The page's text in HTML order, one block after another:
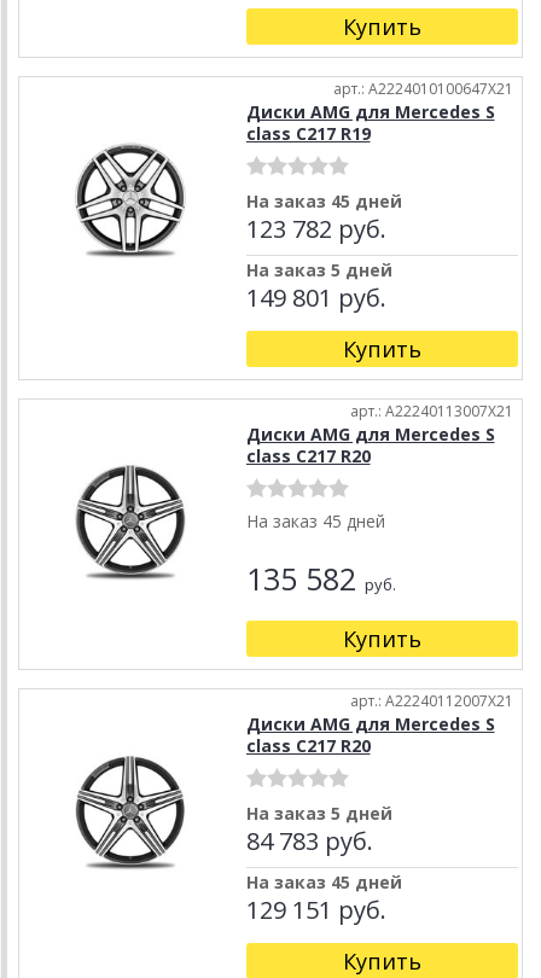
Купить
арт.: A2224010100647X21
Диски AMG для Mercedes S
class C217 R19
На заказ 45 дней
123 782 руб.
На заказ 5 дней
149 801 руб.
Купить
арт.: A22240113007X21
Диски AMG для Mercedes S
class C217 R20
На заказ 45 дней
135 582 руб.
Купить
арт.: A22240112007X21
Диски AMG для Mercedes S
class C217 R20
На заказ 5 дней
84 783 руб.
На заказ 45 дней
129 151 руб.
Купить